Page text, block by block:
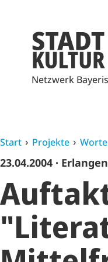
Netzwerk
Start Projekte
23.04.2004 · Erlangen